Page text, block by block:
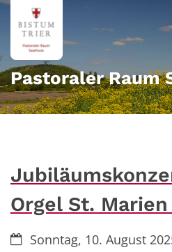
Zum Inhalt springen
Pastoraler Raum
Orgel St.
Datum:Sonntag, 10. August